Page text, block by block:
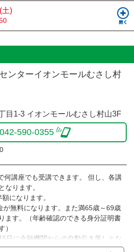
土)
ンターイオンモールむさし村
目1-3 イオンモールむさし村山3F
590-0355
何講座でも受講できます。 但し、各講
なります。
になります。
が無料になります。また満65歳～69歳
ます。（年齢確認のできる身分証明書
）
日に金融機関からの自動引き落しとな